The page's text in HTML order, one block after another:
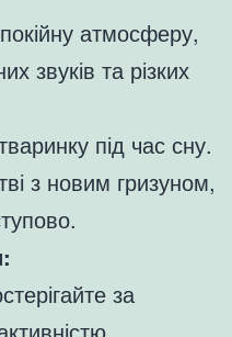
атмосферу,
звуків та різких
під час сну.
з новим гризуном,
за